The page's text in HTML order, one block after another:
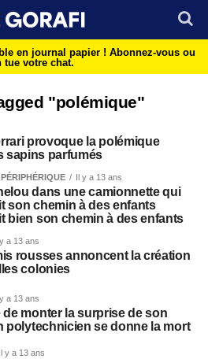
en journal papier ! Abonnez-vous ou
tue votre chat.
"polémique"
provoque la polémique
sapins parfumés
Il y a 13 ans
dans une camionnette qui
son chemin à des enfants
bien son chemin à des enfants
a 13 ans
rousses annoncent la création
colonies
y a 13 ans
de monter la surprise de son
polytechnicien se donne la mort
Il y a 13 ans